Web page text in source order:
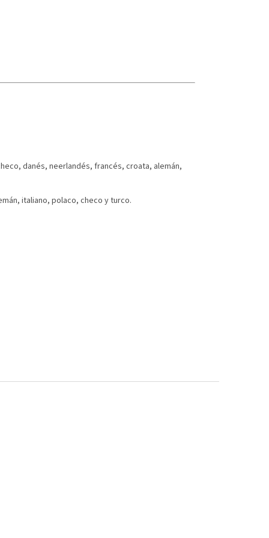
danés, neerlandés, francés, croata, alemán,
italiano, polaco, checo y turco.